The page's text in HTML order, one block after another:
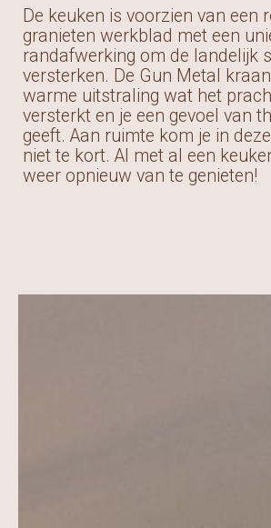
De keuken is voorzien van een
granieten werkblad met een
randafwerking om de landelijk
versterken. De Gun Metal
warme uitstraling wat het
versterkt en je een gevoel van
geeft. Aan ruimte kom je in
niet te kort. Al met al een
weer opnieuw van te genieten!